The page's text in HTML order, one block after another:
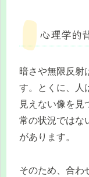
心理学的
暗さや無限反射
す。とくに、人
見えない像を見
常の状況ではな
があります。
そのため、合わ